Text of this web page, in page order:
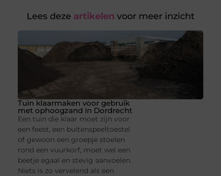
Lees deze artikelen voor meer inzicht
Tuin klaarmaken voor gebruik
met ophoogzand in Dordrecht
Een tuin die klaar moet zijn voor
een feest, een buitenspeeltoestel
of gewoon een groepje stoelen
rond een vuurkorf, moet wel een
beetje egaal en stevig aanvoelen.
Niets is zo vervelend als een